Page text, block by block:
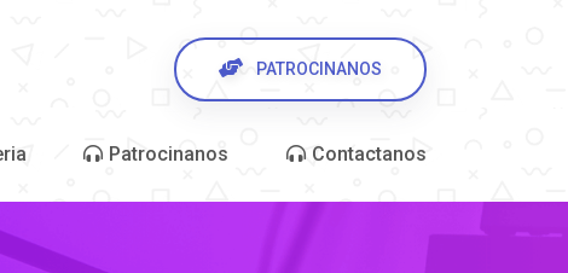
PATROCINANOS
Patrocinanos Contactanos